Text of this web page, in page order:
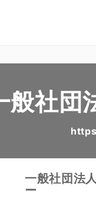
般社団
一般社団法
ー